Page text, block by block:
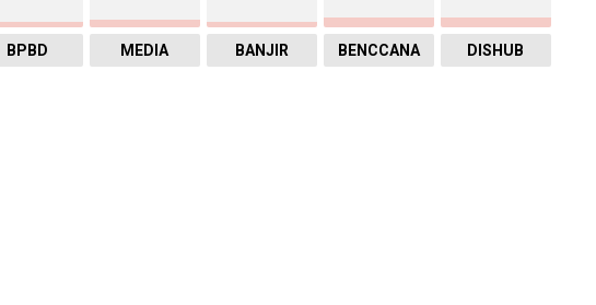
BPBD MEDIA BANJIR BENCCANA DISHUB